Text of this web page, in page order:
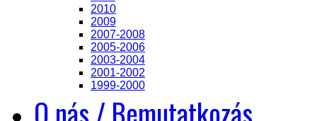
2010
2009
2007-2008
2005-2006
2003-2004
2001-2002
1999-2000